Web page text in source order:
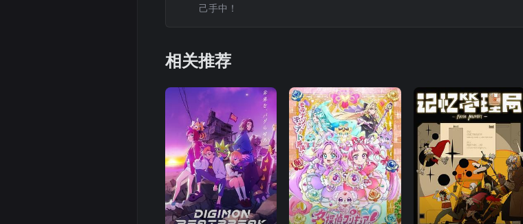
118 119 120 121
127 128 129 130
137 138 139 140
146 147 148 149
己手中！
相关推荐